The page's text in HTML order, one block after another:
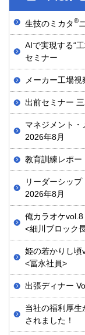
生技のミカタ®
AIで実現する“
セミナー
メーカー工場
出前セミナー
マネジメント・
2026年8月
教育訓練レポー
リーダーシッ
2026年8月
俺カラオケvol.8
<細川ブロック
姫の若かりし頃
<冨永社員>
出張ディナー
当社の福利厚
されました！